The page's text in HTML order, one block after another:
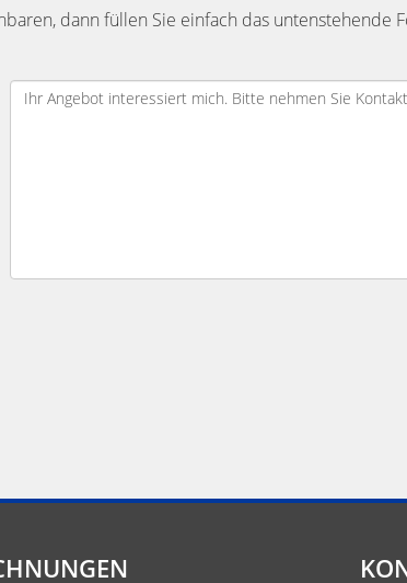
dann füllen Sie einfach das untenstehende